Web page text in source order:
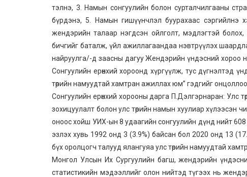
тэлнэ, 3. Намын сонгуулийн болон сурталчилгааны
бүрдэнэ, 5. Намын гишүүнчлэл буурахаас сэргийлнэ
жендэрийн талаар нэгдсэн ойлголт, мэдлэгтэй
бичгийг баталж, үйл ажиллагаандаа нэвтрүүлэх
найруулга/-д заасны дагуу Жендэрийн үндэсний хороо
Сонгуулийн ерөнхий хороонд хүргүүлж, тус дүгнэлтэд
төрийн намуудтай хамтран ажиллах юм” гэдгийг онцоллоо.
Сонгуулийн ерөнхий хорооны дарга П.Дэлгэрнаран: Улс
зохицуулалт болон улс төрийн намын хуулиар хүлээсэн
оноос хойш УИХ-ын 8 удаагийн сонгуулийн дүнд нийт 608
эзлэх хувь 1992 онд 3 (3.9%) байсан бол 2020 онд 13
бүх оролцогч талууд ялангуяа улс төрийн намуудтай
Монгол Улсын Их Сургуулийн багш, жендэрийн
статистикийн мэдээллийг олон нийтэд түгээх нь